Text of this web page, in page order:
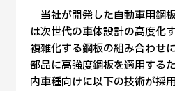
当社が開発した自動車用鋼
は次世代の車体設計の高度化
複雑化する鋼板の組み合わせ
部品に高強度鋼板を適用する
内車種向けに以下の技術が採